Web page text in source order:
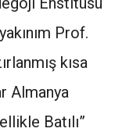
Prof.
kısa
Almanya
Batılı”